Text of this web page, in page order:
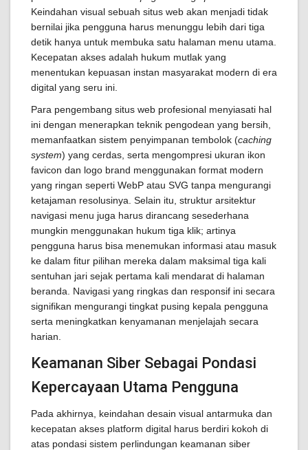
Keindahan visual sebuah situs web akan menjadi tidak
bernilai jika pengguna harus menunggu lebih dari tiga
detik hanya untuk membuka satu halaman menu utama.
Kecepatan akses adalah hukum mutlak yang
menentukan kepuasan instan masyarakat modern di era
digital yang seru ini.
Para pengembang situs web profesional menyiasati hal
ini dengan menerapkan teknik pengodean yang bersih,
memanfaatkan sistem penyimpanan tembolok (caching
system) yang cerdas, serta mengompresi ukuran ikon
favicon dan logo brand menggunakan format modern
yang ringan seperti WebP atau SVG tanpa mengurangi
ketajaman resolusinya. Selain itu, struktur arsitektur
navigasi menu juga harus dirancang sesederhana
mungkin menggunakan hukum tiga klik; artinya
pengguna harus bisa menemukan informasi atau masuk
ke dalam fitur pilihan mereka dalam maksimal tiga kali
sentuhan jari sejak pertama kali mendarat di halaman
beranda. Navigasi yang ringkas dan responsif ini secara
signifikan mengurangi tingkat pusing kepala pengguna
serta meningkatkan kenyamanan menjelajah secara
harian.
Keamanan Siber Sebagai Pondasi
Kepercayaan Utama Pengguna
Pada akhirnya, keindahan desain visual antarmuka dan
kecepatan akses platform digital harus berdiri kokoh di
atas pondasi sistem perlindungan keamanan siber